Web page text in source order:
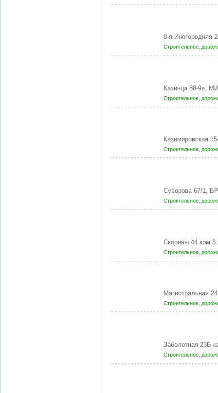
8-я Иногородняя
Строительное,
Казинца 88-9а,
Строительное,
Казимировская
Строительное,
Суворова 67/1,
Строительное,
Скорины 44 ком
Строительное,
Магистральная
Строительное,
Заболотная 23Б
Строительное,